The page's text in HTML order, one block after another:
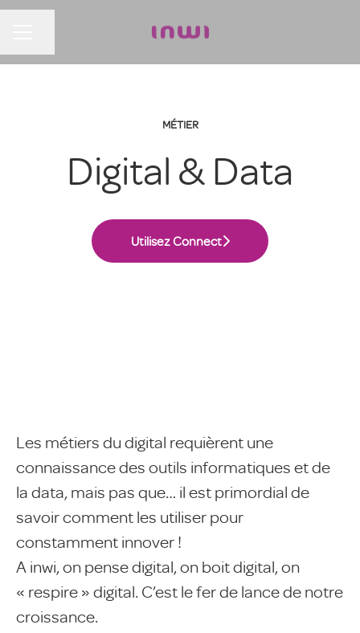
MÉTIER
Digital & Data
Utilisez Connect
Les métiers du digital requièrent une
connaissance des outils informatiques et de
la data, mais pas que… il est primordial de
savoir comment les utiliser pour
constamment innover !
A inwi, on pense digital, on boit digital, on
« respire » digital. C’est le fer de lance de notre
croissance.